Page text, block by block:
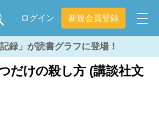
ログイン 新規会員登録
録」が読書グラフに登場！
だけの殺し方 (講談社文